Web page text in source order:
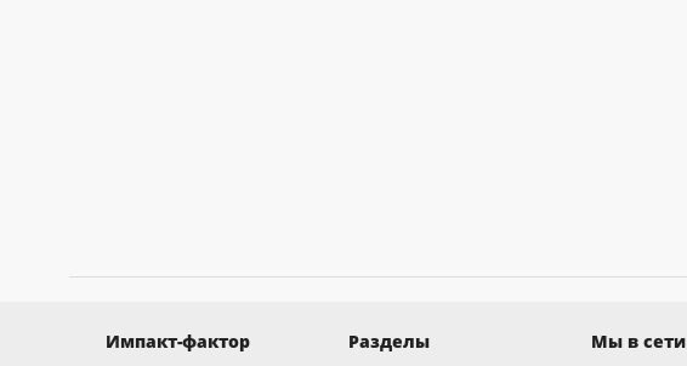
Импакт-фактор Разделы Мы в сети